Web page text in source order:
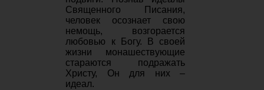
Священного Писания,
человек осознает свою
немощь, возгорается
любовью к Богу. В своей
жизни монашествующие
стараются подражать
Христу, Он для них –
идеал.